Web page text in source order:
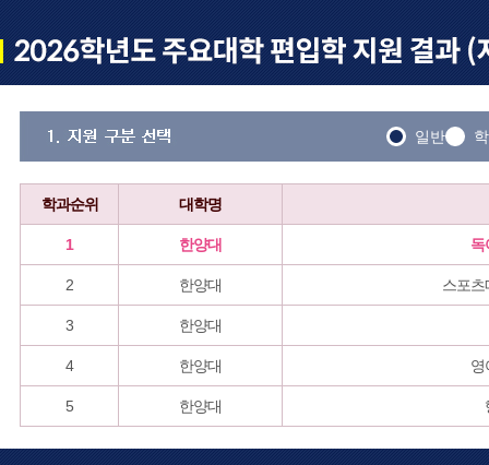
일반
학과순위 대학명
1 한양대 독
2 한양대 스포츠
3 한양대
4 한양대 영
5 한양대